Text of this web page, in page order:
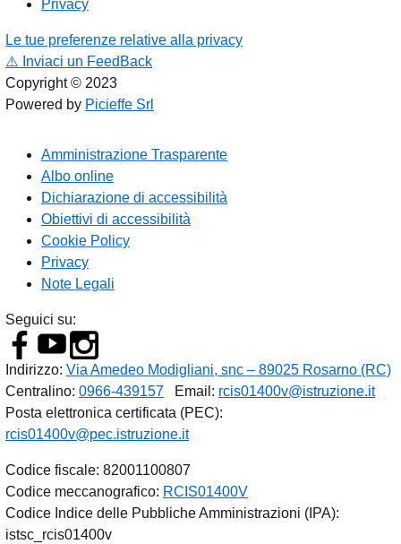
Privacy
Le tue preferenze relative alla privacy
⚠️ Inviaci un FeedBack
Copyright © 2023
Powered by Picieffe Srl
Amministrazione Trasparente
Albo online
Dichiarazione di accessibilità
Obiettivi di accessibilità
Cookie Policy
Privacy
Note Legali
Seguici su:
Indirizzo: Via Amedeo Modigliani, snc – 89025 Rosarno (RC)
Centralino: 0966-439157 Email: rcis01400v@istruzione.it
Posta elettronica certificata (PEC):
rcis01400v@pec.istruzione.it
Codice fiscale: 82001100807
Codice meccanografico: RCIS01400V
Codice Indice delle Pubbliche Amministrazioni (IPA):
istsc_rcis01400v